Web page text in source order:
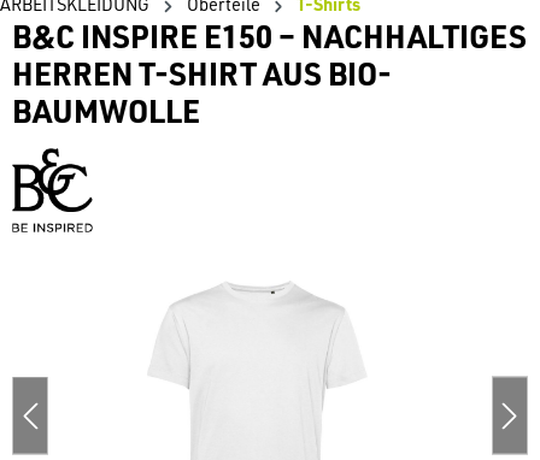
B&C INSPIRE E150 – NACHHALTIGES
HERREN T-SHIRT AUS BIO-
BAUMWOLLE
Bildergalerie überspringen